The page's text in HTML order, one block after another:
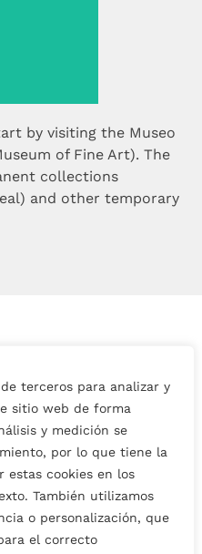
terceros para analizar y
sitio web de forma
y medición se
por lo que tiene la
estas cookies en los
También utilizamos
o personalización, que
el correcto
by visiting the Museo
of Fine Art). The
collections
and other temporary